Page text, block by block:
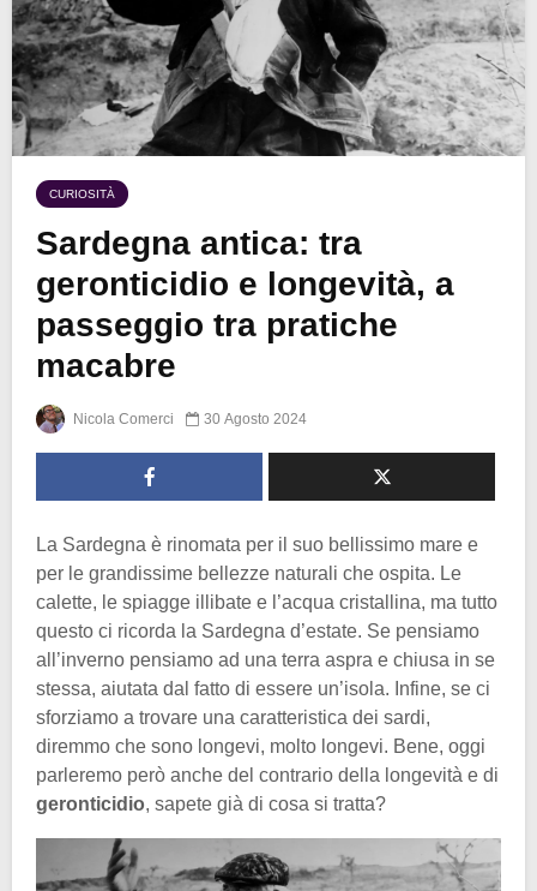
CURIOSITÀ
Sardegna antica: tra
geronticidio e longevità, a
passeggio tra pratiche
macabre
Nicola Comerci 30 Agosto 2024
La Sardegna è rinomata per il suo bellissimo mare e
per le grandissime bellezze naturali che ospita. Le
calette, le spiagge illibate e l’acqua cristallina, ma tutto
questo ci ricorda la Sardegna d’estate. Se pensiamo
all’inverno pensiamo ad una terra aspra e chiusa in se
stessa, aiutata dal fatto di essere un’isola. Infine, se ci
sforziamo a trovare una caratteristica dei sardi,
diremmo che sono longevi, molto longevi. Bene, oggi
parleremo però anche del contrario della longevità e di
geronticidio, sapete già di cosa si tratta?